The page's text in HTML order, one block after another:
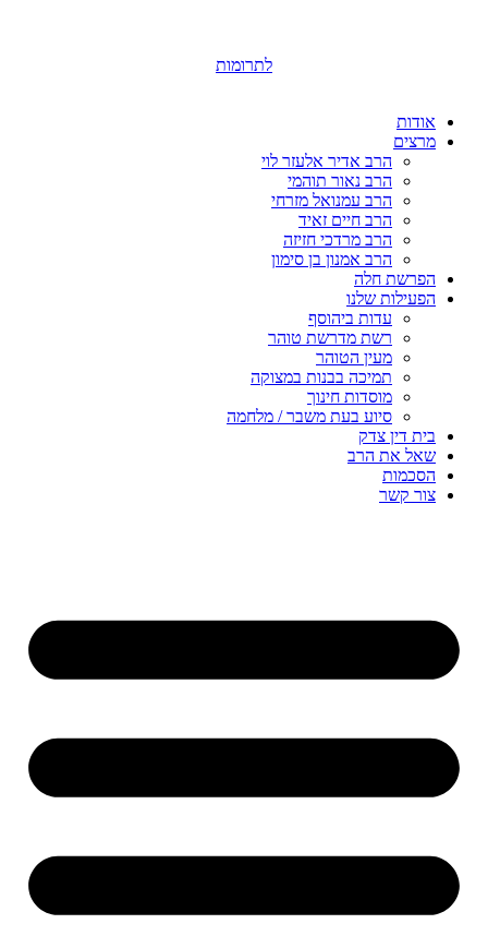
לתרומות
אודות
מרצים
הרב אדיר אלעזר לוי
הרב נאור תוהמי
הרב עמנואל מזרחי
הרב חיים זאיד
הרב מרדכי חזיזה
הרב אמנון בן סימון
הפרשת חלה
הפעילות שלנו
עדות ביהוסף
רשת מדרשת טוהר
מעין הטוהר
תמיכה בבנות במצוקה
מוסדות חינוך
סיוע בעת משבר / מלחמה
בית דין צדק
שאל את הרב
הסכמות
צור קשר